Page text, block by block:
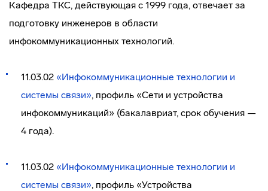
Кафедра ТКС, действующая с 1999 года, отвечает за
подготовку инженеров в области
инфокоммуникационных технологий.
11.03.02 «Инфокоммуникационные технологии и
системы связи», профиль «Сети и устройства
инфокоммуникаций» (бакалавриат, срок обучения —
4 года).
11.03.02 «Инфокоммуникационные технологии и
системы связи», профиль «Устройства